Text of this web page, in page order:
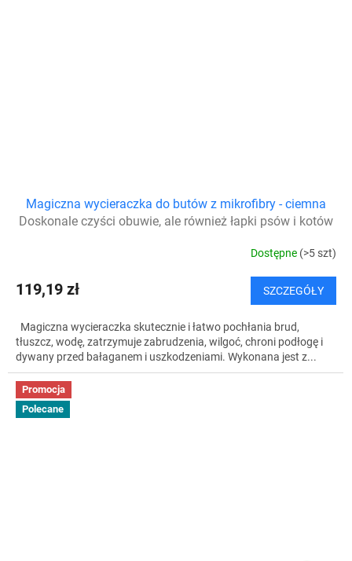
Magiczna wycieraczka do butów z mikrofibry - ciemna
Doskonale czyści obuwie, ale również łapki psów i kotów
Dostępne (>5 szt)
119,19 zł SZCZEGÓŁY
Magiczna wycieraczka skutecznie i łatwo pochłania brud,
tłuszcz, wodę, zatrzymuje zabrudzenia, wilgoć, chroni podłogę i
dywany przed bałaganem i uszkodzeniami. Wykonana jest z...
Promocja
Polecane